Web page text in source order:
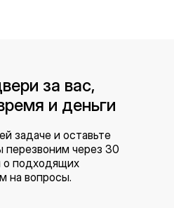
задаче и оставьте
перезвоним через 30
о подходящих
на вопросы.
за вас,
и деньги